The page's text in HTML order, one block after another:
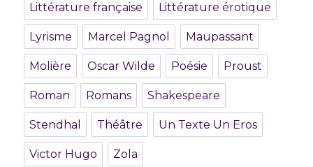
Littérature française Littérature érotique
Lyrisme Marcel Pagnol Maupassant
Molière Oscar Wilde Poésie Proust
Roman Romans Shakespeare
Stendhal Théâtre Un Texte Un Eros
Victor Hugo Zola